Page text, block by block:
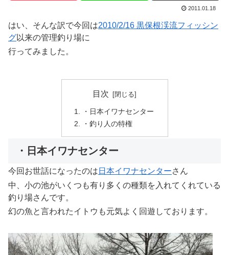
2011.01.18
はい、そんな訳で今回は2010/2/16 黒保根渓流フィッシン
グ以来の管理釣り場に
行ってみました。
目次
・日本イワナセンター
・釣り人の特権
・日本イワナセンター
今回お世話になったのは 日本イワナセンターさん
中、小の池がいくつも有り多くの種類を入れてくれている
釣り場さんです。
幻の魚と言われたイトウも元気よく回遊しております。